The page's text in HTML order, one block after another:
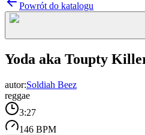
Powrót do katalogu
Yoda aka Toupty
autor:Soldiah Beez
reggae
3:27
146 BPM